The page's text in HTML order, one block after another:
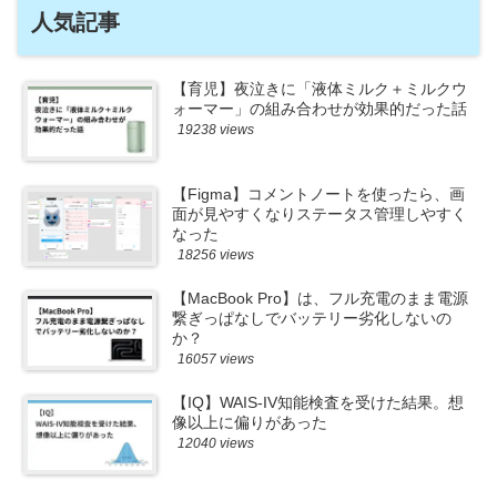
人気記事
【育児】夜泣きに「液体ミルク＋ミルクウ
ォーマー」の組み合わせが効果的だった話
19238 views
【Figma】コメントノートを使ったら、画
面が見やすくなりステータス管理しやすく
なった
18256 views
【MacBook Pro】は、フル充電のまま電源
繋ぎっぱなしでバッテリー劣化しないの
か？
16057 views
【IQ】WAIS-IV知能検査を受けた結果。想
像以上に偏りがあった
12040 views